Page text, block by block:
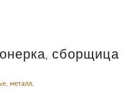
сборщица
металл.